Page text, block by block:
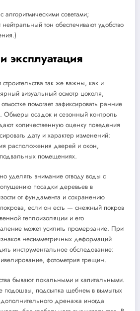
алгоритмическими советами;
тон обеспечивают удобство
эксплуатация
так же важны, как и
визуальный осмотр цоколя,
помогает зафиксировать ранние
Обмеры осадок и сезонный контроль
количественную оценку поведения
дату и характер изменений:
расположения дверей и окон,
помещениях.
уделять внимание отводу воды с
посадки деревьев в
от фундамента и сохранению
покрова, если он есть — снежный покров
теплоизоляции и его
может усилить промерзание. При
несимметричных деформаций
инструментальное обследование:
фотометрия трещин.
бывают локальными и капитальными.
подошвы, подсыпка щебнем в вымытых
дополнительного дренажа иногда